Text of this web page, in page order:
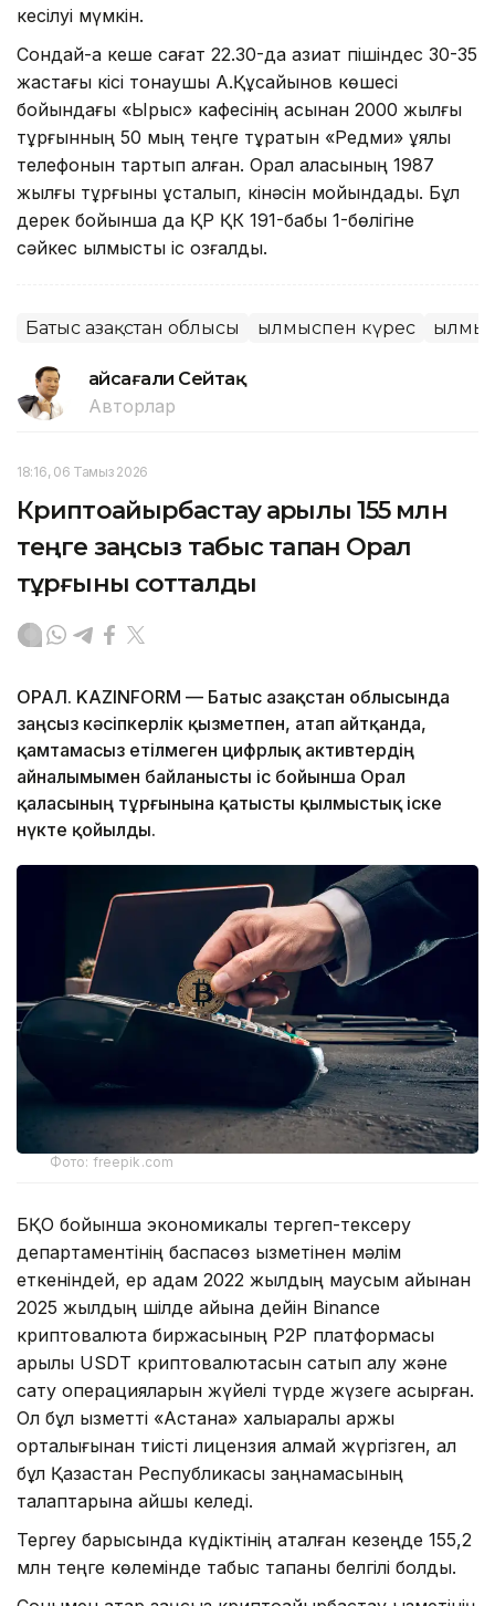
кесілуі мүмкін.
Сондай-ақ кеше сағат 22.30-да азиат пішіндес 30-35
жастағы кісі тонаушы А.Құсайынов көшесі
бойындағы «Ырыс» кафесінің қасынан 2000 жылғы
тұрғынның 50 мың теңге тұратын «Редми» ұялы
телефонын тартып алған. Орал қаласының 1987
жылғы тұрғыны ұсталып, кінәсін мойындады. Бұл
дерек бойынша да ҚР ҚК 191-бабы 1-бөлігіне
сәйкес қылмыстық іс қозғалды.
Батыс Қазақстан облысы Қылмыспен күрес
Ғайсағали Сейтақ
Авторлар
18:16, 06 Тамыз 2026
Криптоайырбастау арқылы 155 млн
теңге заңсыз табыс тапқан Орал
тұрғыны сотталды
ОРАЛ. KAZINFORM — Батыс Қазақстан облысында
заңсыз кәсіпкерлік қызметпен, атап айтқанда,
қамтамасыз етілмеген цифрлық активтердің
айналымымен байланысты іс бойынша Орал
қаласының тұрғынына қатысты қылмыстық іске
нүкте қойылды.
Фото: freepik.com
БҚО бойынша экономикалық тергеп-тексеру
департаментінің баспасөз қызметінен мәлім
еткеніндей, ер адам 2022 жылдың маусым айынан
2025 жылдың шілде айына дейін Binance
криптовалюта биржасының P2P платформасы
арқылы USDT криптовалютасын сатып алу және
сату операцияларын жүйелі түрде жүзеге асырған.
Ол бұл қызметті «Астана» халықаралық қаржы
орталығынан тиісті лицензия алмай жүргізген, ал
бұл Қазақстан Республикасы заңнамасының
талаптарына қайшы келеді.
Тергеу барысында күдіктінің аталған кезеңде 155,2
млн теңге көлемінде табыс тапқаны белгілі болды.